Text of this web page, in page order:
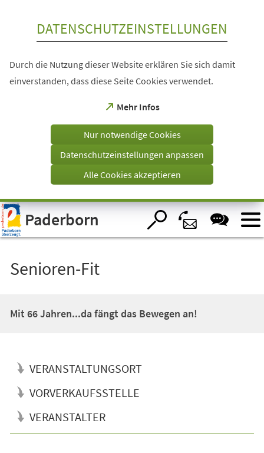
Visuelle
Assistenzsoftware
öffnen.
DATENSCHUTZEINSTELLUNGEN
Durch die Nutzung dieser Website erklären Sie sich damit
einverstanden, dass diese Seite Cookies verwendet.
Mehr Infos
(Öffnet
einem
Tab)
Nur notwendige Cookies
Datenschutzeinstellungen anpassen
Alle Cookies akzeptieren
Paderborn
Senioren-Fit
Mit 66 Jahren...da fängt das Bewegen an!
VERANSTALTUNGSORT
VORVERKAUFSSTELLE
VERANSTALTER